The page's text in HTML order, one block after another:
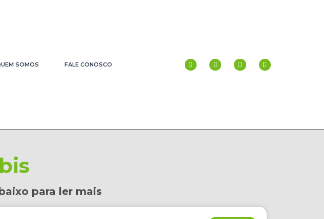
SOMOS FALE CONOSCO
para ler mais